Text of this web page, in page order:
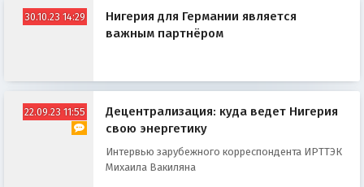
30.10.23 14:29
Нигерия для Германии является
важным партнёром
22.09.23 11:55
Децентрализация: куда ведет Нигерия
свою энергетику
Интервью зарубежного корреспондента ИРТТЭК
Михаила Вакиляна